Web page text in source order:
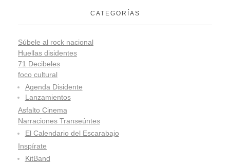
CATEGORÍAS
Súbele al rock nacional
Huellas disidentes
71 Decibeles
foco cultural
Agenda Disidente
Lanzamientos
Asfalto Cinema
Narraciones Transeúntes
El Calendario del Escarabajo
Inspírate
KitBand